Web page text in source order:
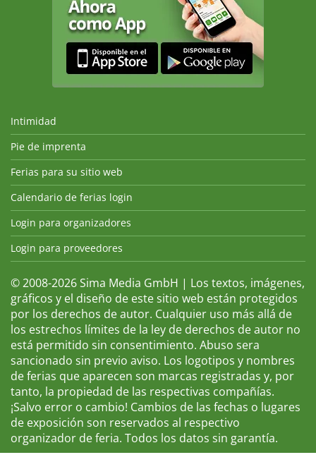
Intimidad
Pie de imprenta
Ferias para su sitio web
Calendario de ferias login
Login para organizadores
Login para proveedores
© 2008-2026 Sima Media GmbH | Los textos, imágenes,
gráficos y el diseño de este sitio web están protegidos
por los derechos de autor. Cualquier uso más allá de
los estrechos límites de la ley de derechos de autor no
está permitido sin consentimiento. Abuso sera
sancionado sin previo aviso. Los logotipos y nombres
de ferias que aparecen son marcas registradas y, por
tanto, la propiedad de las respectivas compañías.
¡Salvo error o cambio! Cambios de las fechas o lugares
de exposición son reservados al respectivo
organizador de feria. Todos los datos sin garantía.